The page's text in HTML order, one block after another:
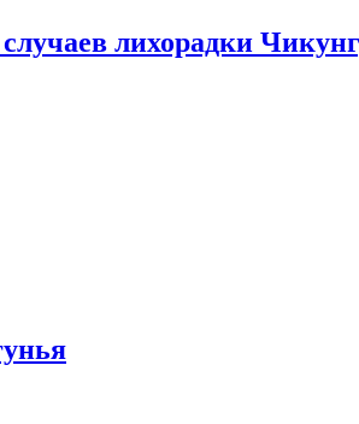
лихорадки